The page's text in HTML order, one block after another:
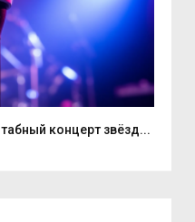
концерт звёзд...